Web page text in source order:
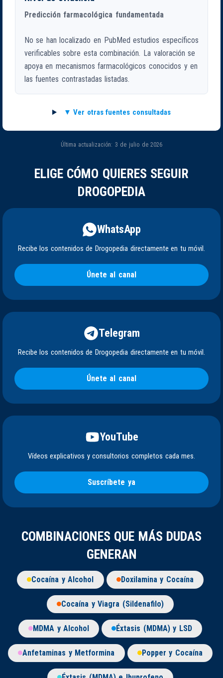
Predicción farmacológica fundamentada
No se han localizado en PubMed estudios específicos
verificables sobre esta combinación. La valoración se
apoya en mecanismos farmacológicos conocidos y en
las fuentes contrastadas listadas.
Ver otras fuentes consultadas
Última actualización: 3 de julio de 2026
ELIGE CÓMO QUIERES SEGUIR
DROGOPEDIA
WhatsApp
Recibe los contenidos de Drogopedia directamente en tu móvil.
Únete al canal
Telegram
Recibe los contenidos de Drogopedia directamente en tu móvil.
Únete al canal
YouTube
Vídeos explicativos y consultorios completos cada mes.
Suscríbete ya
COMBINACIONES QUE MÁS DUDAS
GENERAN
Cocaína y Alcohol Doxilamina y Cocaína
Cocaína y Viagra (Sildenafilo)
MDMA y Alcohol Éxtasis (MDMA) y LSD
Anfetaminas y Metformina Popper y Cocaína